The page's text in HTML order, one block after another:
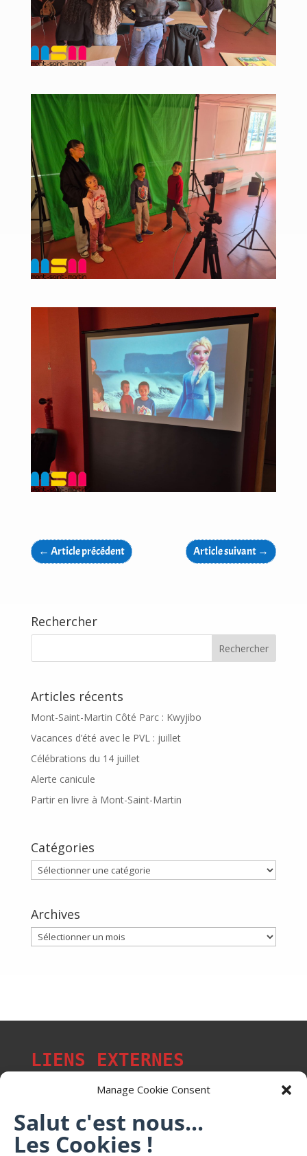
Manage Cookie Consent
Salut c'est nous...
Les Cookies !
← Article précédent Article suivant →
Rechercher
Articles récents
Mont-Saint-Martin Côté Parc : Kwyjibo
Vacances d’été avec le PVL : juillet
Célébrations du 14 juillet
Alerte canicule
Partir en livre à Mont-Saint-Martin
Catégories
Catégories
Archives
Archives
LIENS EXTERNES
Les p'tits citoyens de Mont-Saint-Martin